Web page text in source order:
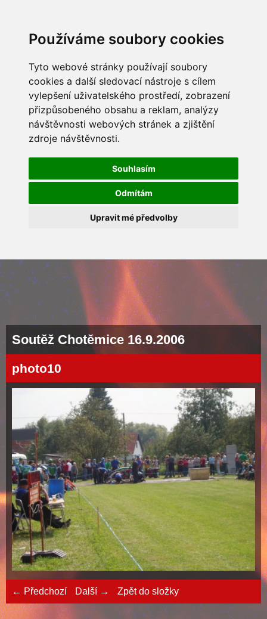
Používáme soubory cookies
Tyto webové stránky používají soubory
cookies a další sledovací nástroje s cílem
vylepšení uživatelského prostředí, zobrazení
přizpůsobeného obsahu a reklam, analýzy
návštěvnosti webových stránek a zjištění
zdroje návštěvnosti.
Souhlasím
Odmítám
Upravit mé předvolby
Soutěž Chotěmice 16.9.2006
photo10
← Předchozí Další → Zpět do složky